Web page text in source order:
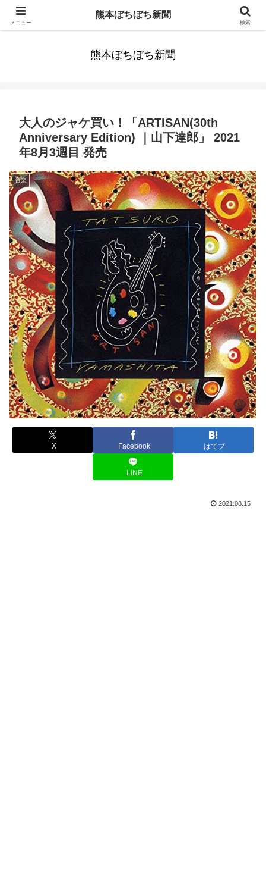
みんなまだ気づかずすごしていたんだわ。ずっといっしょに歩いてゆけるっ
熊本ぼちぼち新聞
大人のジャケ買い！「ARTISAN(30th
Anniversary Edition) ｜山下達郎」 2021
年8月3週目 発売
音楽
X Facebook はてブ
LINE
2021.08.15
メニュー
熊本ぼちぼち新聞
検索